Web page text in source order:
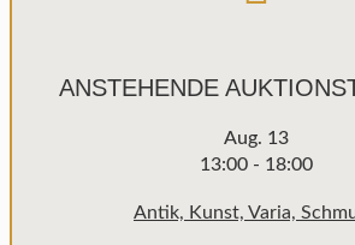
ANSTEHENDE
Aug. 13
13:00- 18:00
Antik, Kunst, Varia,